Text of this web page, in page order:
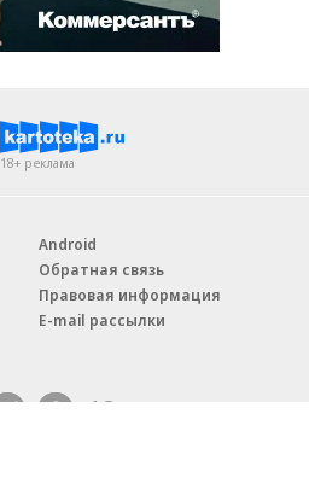
18+ реклама
Android
Обратная связь
Правовая информация
E-mail рассылки
18+